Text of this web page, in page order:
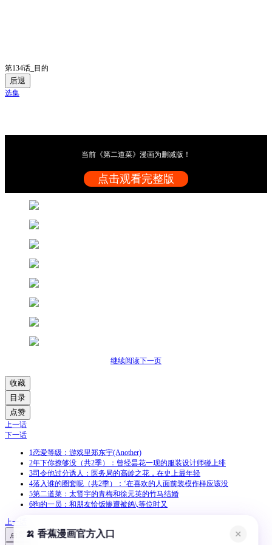
第134话_目的
后退
选集
当前《第二道菜》漫画为删减版！
点击观看完整版
继续阅读下一页
收藏
目录
点赞
上一话
下一话
1恋爱等级：游戏里郑东宇(Another)
2年下你撩够没（共2季）：曾经昙花一现的服装设计师碰上绯
3司令他过分诱人：医务局的高岭之花，在史上最年轻
4落入谁的圈套呢（共2季）：‘在喜欢的人面前装模作样应该没
5第二道菜：太贤宇的青梅和徐元英的竹马结婚
6狗的一员：和朋友恰饭惨遭被鸽\,等位时又
上一话
点赞
🍌 香蕉漫画官方入口 ✕